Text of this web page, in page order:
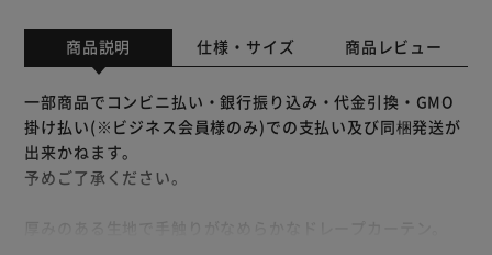
商品説明 仕様・サイズ 商品レビュー
一部商品でコンビニ払い・銀行振り込み・代金引換・GMO
掛け払い(※ビジネス会員様のみ)での支払い及び同梱発送が
出来かねます。
予めご了承ください。